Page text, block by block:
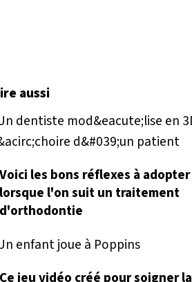
aussi
Voici les bons réflexes à adopter
lorsque l'on suit un traitement
d'orthodontie
Ce jeu vidéo créé pour soigner la